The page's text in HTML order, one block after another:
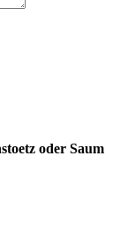
oder Saum